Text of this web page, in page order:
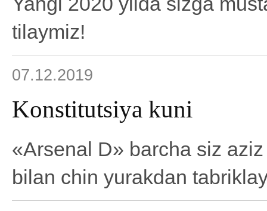
tilaymiz!
07.12.2019
Konstitutsiya kuni
«Arsenal D» barcha siz
bilan chin yurakdan